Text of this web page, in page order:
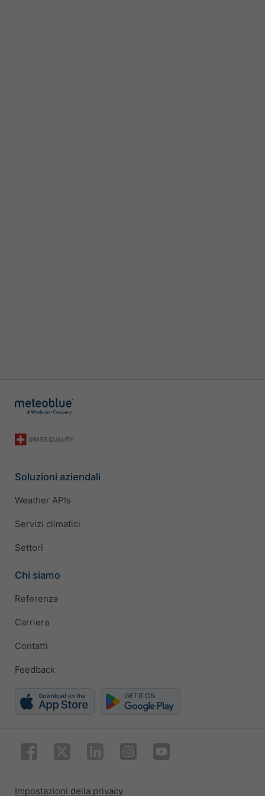
Soluzioni aziendali
Weather APIs
Servizi climatici
Settori
Chi siamo
Referenze
Carriera
Contatti
Feedback
Impostazioni della privacy